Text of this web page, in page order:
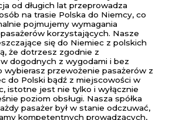
od długich lat przeprowadza
na trasie Polska do Niemcy, co
pojmujemy wymagania
korzystających. Nasze
się do Niemiec z polskich
że dotrzesz zgodnie z
dogodnych z wygodami i bez
wybierasz przewożenie pasażerów z
do Polski bądź z miejscowości w
istotne jest nie tylko i wyłącznie
poziom obsługi. Nasza spółka
pasażer był w stanie odczuwać,
kompetentnych prowadzących,